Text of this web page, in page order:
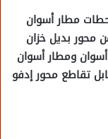
مطار أسوان
محور بديل خزان
أسوان ومطار أسوان
تقاطع محور إدفو